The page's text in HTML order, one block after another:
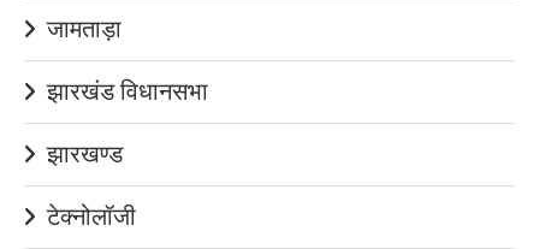
जामताड़ा
झारखंड विधानसभा
झारखण्ड
टेक्नोलॉजी